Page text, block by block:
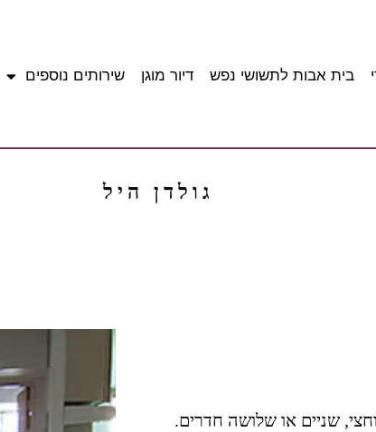
בית אבות לתשושי נפש דיור מוגן שירותים נוספים
גולדן היל
דיור של חדר וחצי, שניים או שלושה חדרים.